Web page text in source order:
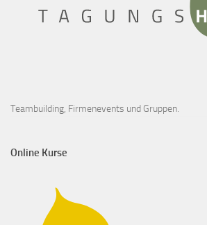
Teambuilding, Firmenevents und Gruppen.
Online Kurse